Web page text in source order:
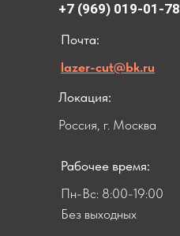
Почта:
lazer-cut@bk.ru
Рабочее время:
+7 (969) 019-01-78
Пн-Вс: 8:00-19:00
Без выходных
Локация:
Россия, г. Москва